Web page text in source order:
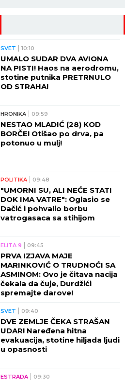
SVET 10:10
UMALO SUDAR DVA AVIONA
NA PISTI! Haos na aerodromu,
stotine putnika PRETRNULO
OD STRAHA!
HRONIKA 09:59
NESTAO MLADIĆ (28) KOD
BORČE! Otišao po drva, pa
potonuo u mulj!
POLITIKA 09:48
"UMORNI SU, ALI NEĆE STATI
DOK IMA VATRE": Oglasio se
Dačić i pohvalio borbu
vatrogasaca sa stihijom
ELITA 9 09:45
PRVA IZJAVA MAJE
MARINKOVIĆ O TRUDNOĆI SA
ASMINOM: Ovo je čitava nacija
čekala da čuje, Durdžići
spremajte darove!
SVET 09:40
DVE ZEMLJE ČEKA STRAŠAN
UDAR! Naređena hitna
evakuacija, stotine hiljada ljudi
u opasnosti
ESTRADA 09:30